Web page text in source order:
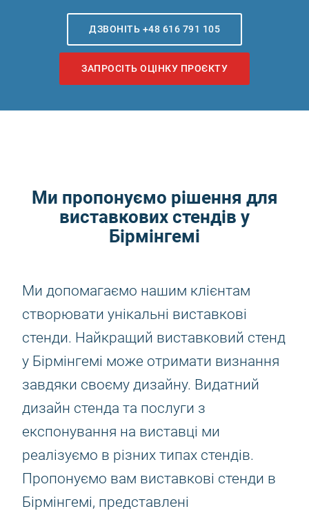
ДЗВОНІТЬ +48 616 791 105
ЗАПРОСІТЬ ОЦІНКУ ПРОЄКТУ
Ми пропонуємо рішення для
виставкових стендів у
Бірмінгемі
Ми допомагаємо нашим клієнтам
створювати унікальні виставкові
стенди. Найкращий виставковий стенд
у Бірмінгемі може отримати визнання
завдяки своєму дизайну. Видатний
дизайн стенда та послуги з
експонування на виставці ми
реалізуємо в різних типах стендів.
Пропонуємо вам виставкові стенди в
Бірмінгемі, представлені